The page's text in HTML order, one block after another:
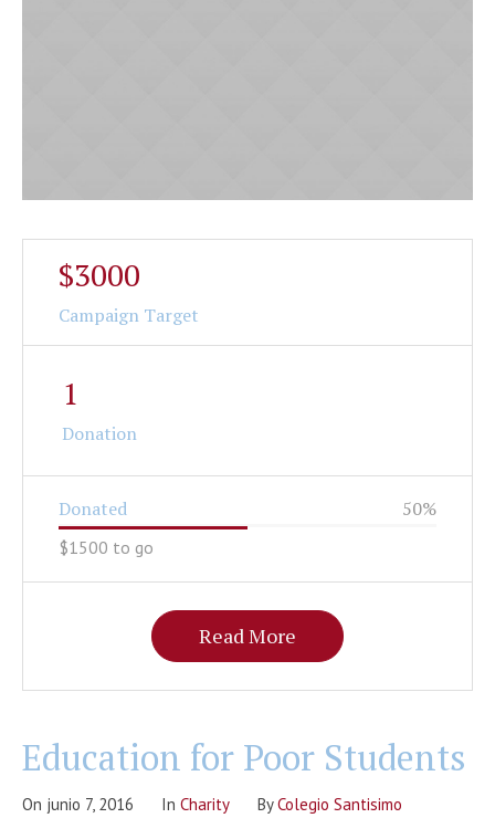
$3000
Campaign Target
1
Donation
Donated %
50
$1500 to go
Read More
Education for Poor Students
On junio 7, 2016 In Сharity ByColegio Santisimo